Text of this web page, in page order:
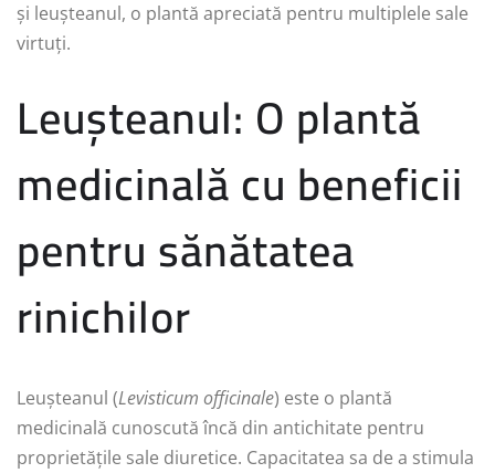
și leușteanul, o plantă apreciată pentru multiplele sale
virtuți.
Leușteanul: O plantă
medicinală cu beneficii
pentru sănătatea
rinichilor
Leușteanul (Levisticum officinale) este o plantă
medicinală cunoscută încă din antichitate pentru
proprietățile sale diuretice. Capacitatea sa de a stimula